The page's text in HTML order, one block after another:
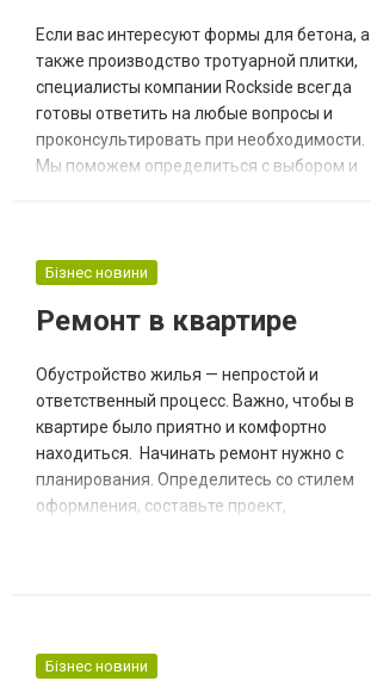
Если вас интересуют формы для бетона, а
также производство тротуарной плитки,
специалисты компании Rockside всегда
готовы ответить на любые вопросы и
проконсультировать при необходимости.
Мы поможем определиться с выбором и
пресс-бетона сегодня максимально
производстве водостоков, тротуарной
Бізнес новини
Ремонт в квартире
Обустройство жилья — непростой и
ответственный процесс. Важно, чтобы в
квартире было приятно и комфортно
находиться. Начинать ремонт нужно с
планирования. Определитесь со стилем
оформления, составьте проект,
ремонт квартир под ключ с учетом
Бізнес новини